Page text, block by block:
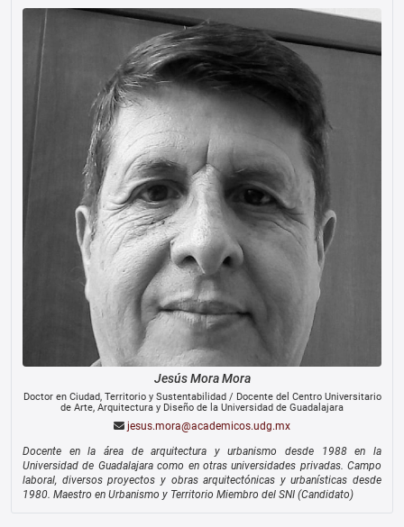
Jesús Mora Mora
Doctor en Ciudad, Territorio y Sustentabilidad / Docente del Centro Universitario
de Arte, Arquitectura y Diseño de la Universidad de Guadalajara
jesus.mora@academicos.udg.mx
Docente en la área de arquitectura y urbanismo desde 1988 en la
Universidad de Guadalajara como en otras universidades privadas. Campo
laboral, diversos proyectos y obras arquitectónicas y urbanísticas desde
1980. Maestro en Urbanismo y Territorio Miembro del SNI (Candidato)